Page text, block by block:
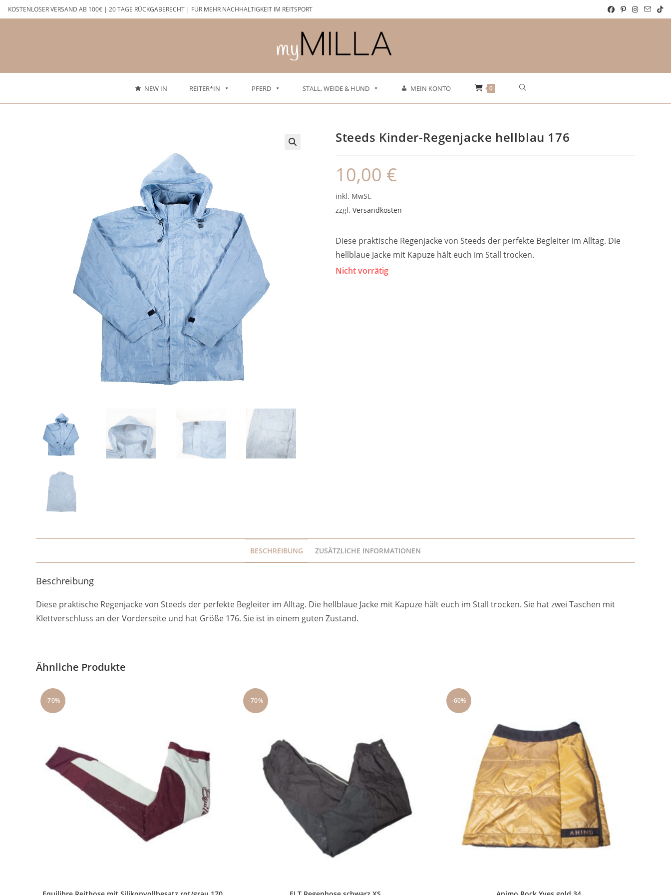
Zum
Inhalt
KOSTENLOSER VERSAND AB 100€ | 20 TAGE RÜCKGABERECHT | FÜR MEHR NACHHALTIGKEIT IM REITSPORT
NEW IN REITER*IN PFERD STALL, WEIDE & HUND MEIN KONTO 0 Website-
Steeds Kinder-Regenjacke hellblau 176
10,00 €
inkl. MwSt.
zzgl. Versandkosten
Diese praktische Regenjacke von Steeds der perfekte Begleiter im Alltag. Die
hellblaue Jacke mit Kapuze hält euch im Stall trocken.
Nicht vorrätig
BESCHREIBUNG ZUSÄTZLICHE INFORMATIONEN
Beschreibung
Diese praktische Regenjacke von Steeds der perfekte Begleiter im Alltag. Die hellblaue Jacke mit Kapuze hält euch im Stall trocken. Sie hat zwei Taschen mit
Klettverschluss an der Vorderseite und hat Größe 176. Sie ist in einem guten Zustand.
Ähnliche Produkte
-70% -70% -60%